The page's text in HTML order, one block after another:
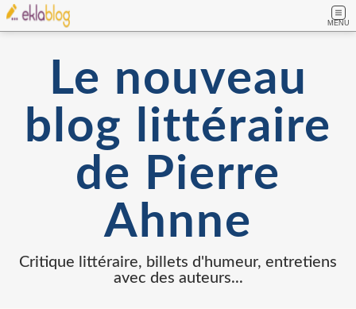
MENU
Le nouveau
blog littéraire
de Pierre
Ahnne
Critique littéraire, billets d'humeur, entretiens
avec des auteurs...